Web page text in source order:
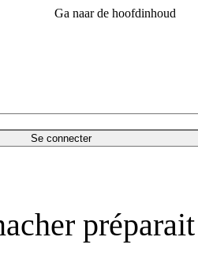
Ga naar de hoofdinhoud
Se connecter